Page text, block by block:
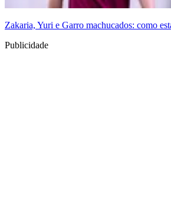
Zakaria, Yuri e Garro machucados: como
Publicidade